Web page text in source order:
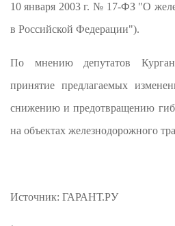
10 января 2003 г. № 17-ФЗ "О
в Российской Федерации").
По мнению депутатов
принятие предлагаемых
снижению и предотвращению
на объектах железнодорожного
Источник: ГАРАНТ.РУ